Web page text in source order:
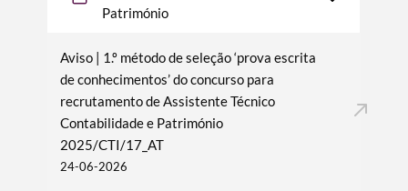
Património
Aviso | 1.º método de seleção ‘prova escrita
de conhecimentos’ do concurso para
recrutamento de Assistente Técnico
Contabilidade e Património
2025/CTI/17_AT
24-06-2026